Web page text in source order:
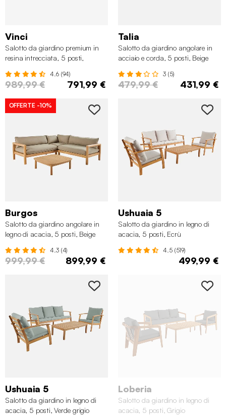
Vinci
Salotto da giardino premium in
resina intrecciata, 5 posti,
4.6 (94)
989,99 € 791,99 €
Talia
Salotto da giardino angolare in
acciaio e corda, 5 posti, Beige
3 (5)
479,99 € 431,99 €
OFFERTE -10%
Burgos
Salotto da giardino angolare in
legno di acacia, 5 posti, Beige
4.3 (4)
999,99 € 899,99 €
Ushuaia 5
Salotto da giardino in legno di
acacia, 5 posti, Ecrù
4.5 (519)
499,99 €
Ushuaia 5
Salotto da giardino in legno di
acacia, 5 posti, Verde grigio
Loberia
Salotto da giardino in legno di
acacia, 5 posti, Grigio